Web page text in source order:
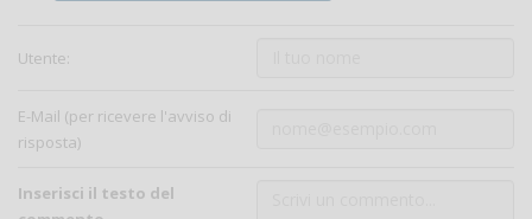
Utente:
E-Mail (per ricevere l'avviso di
risposta)
Inserisci il testo del